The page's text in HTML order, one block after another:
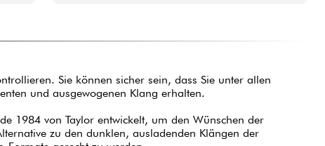
Sie können sicher sein, dass Sie unter allen
und ausgewogenen Klang erhalten.
1984 von Taylor entwickelt, um den Wünschen der
zu den dunklen, ausladenden Klängen der